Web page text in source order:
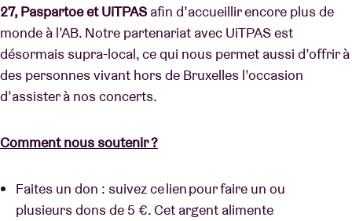
27, Paspartoe et UiTPAS afin d’accueillir encore plus de
monde à l’AB. Notre partenariat avec UiTPAS est
désormais supra-local, ce qui nous permet aussi d’offrir à
des personnes vivant hors de Bruxelles l’occasion
d’assister à nos concerts.
Comment nous soutenir ?
Faites un don : suivez ce lien pour faire un ou
plusieurs dons de 5 €. Cet argent alimente